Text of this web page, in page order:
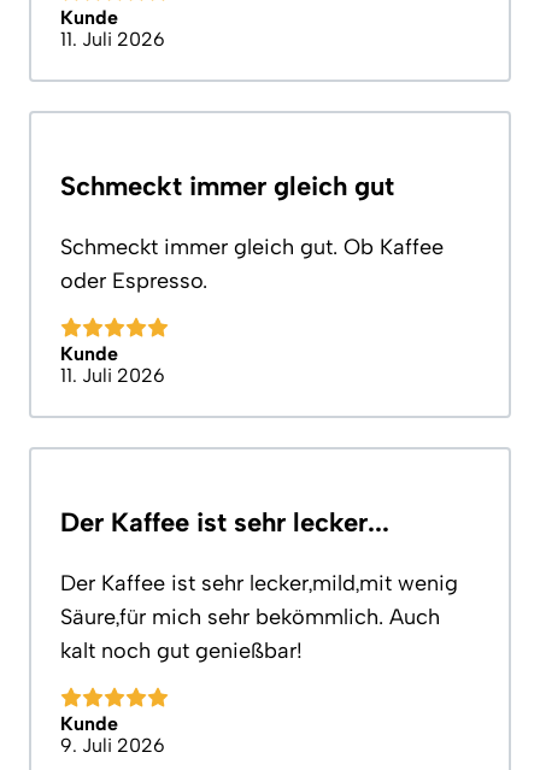
Kunde
11. Juli 2026
Schmeckt immer gleich gut
Schmeckt immer gleich gut. Ob Kaffee
oder Espresso.
Kunde
11. Juli 2026
Der Kaffee ist sehr lecker...
Der Kaffee ist sehr lecker,mild,mit wenig
Säure,für mich sehr bekömmlich. Auch
kalt noch gut genießbar!
Kunde
9. Juli 2026